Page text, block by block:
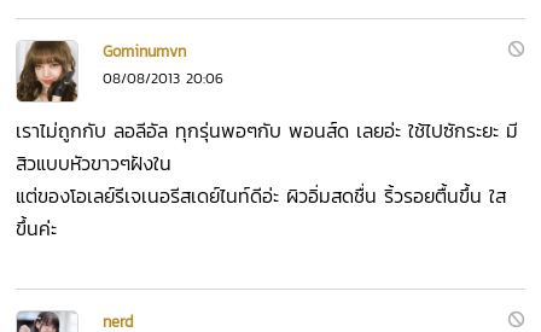
Gominumvn
08/08/2013 20:06
เราไม่ถูกกับ ลอลีอัล ทุกรุ่นพอๆกับ พอนส์ด เลยอ่ะ ใช้ไปซักระยะ มี
สิวแบบหัวขาวๆฝังใน
แต่ของโอเลย์รีเจเนอรีสเดย์ไนท์ดีอ่ะ ผิวอิ่มสดชื่น ริ้วรอยตื้นขึ้น ใส
ขึ้นค่ะ
nerd